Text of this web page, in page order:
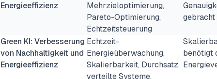
Energieeffizienz
Mehrzieloptimierung,
Pareto-Optimierung,
Echtzeitsteuerung
gebracht
Green KI: Verbesserung
von Nachhaltigkeit und
Energieeffizienz
Echtzeit-
Energieüberwachung,
Skalierbarkeit, Durchsatz,
verteilte Systeme,
benötigt